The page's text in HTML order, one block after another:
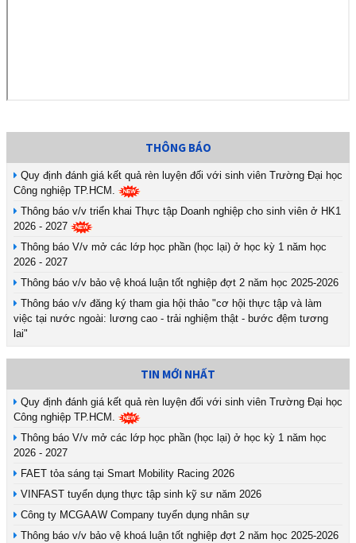
THÔNG BÁO
Quy định đánh giá kết quả rèn luyện đối với sinh viên Trường Đại học
Công nghiệp TP.HCM.
Thông báo v/v triển khai Thực tập Doanh nghiệp cho sinh viên ở HK1
2026 - 2027
Thông báo V/v mở các lớp học phần (học lại) ở học kỳ 1 năm học
2026 - 2027
Thông báo v/v bảo vệ khoá luận tốt nghiệp đợt 2 năm học 2025-2026
Thông báo v/v đăng ký tham gia hội thảo "cơ hội thực tập và làm
việc tại nước ngoài: lương cao - trải nghiệm thật - bước đệm tương
lai"
TIN MỚI NHẤT
Quy định đánh giá kết quả rèn luyện đối với sinh viên Trường Đại học
Công nghiệp TP.HCM.
Thông báo V/v mở các lớp học phần (học lại) ở học kỳ 1 năm học
2026 - 2027
FAET tỏa sáng tại Smart Mobility Racing 2026
VINFAST tuyển dụng thực tập sinh kỹ sư năm 2026
Công ty MCGAAW Company tuyển dụng nhân sự
Thông báo v/v bảo vệ khoá luận tốt nghiệp đợt 2 năm học 2025-2026